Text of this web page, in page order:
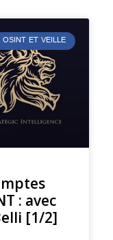
OSINT ET VEILLE
: avec
[1/2]